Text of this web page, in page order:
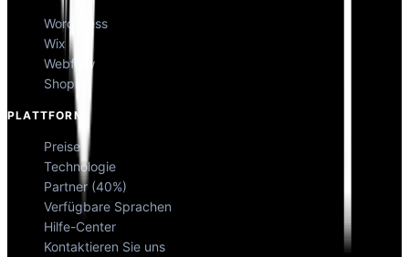
WordPress
Wix
Webflow
Shopify
PLATTFORM
Preise
Technologie
Partner (40%)
Verfügbare Sprachen
Hilfe-Center
Kontaktieren Sie uns